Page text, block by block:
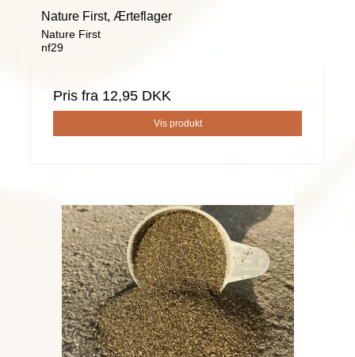
Nature First, Ærteflager
Nature First
nf29
Pris fra 12,95 DKK
Vis produkt